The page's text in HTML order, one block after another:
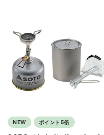
NEW ポイント5倍